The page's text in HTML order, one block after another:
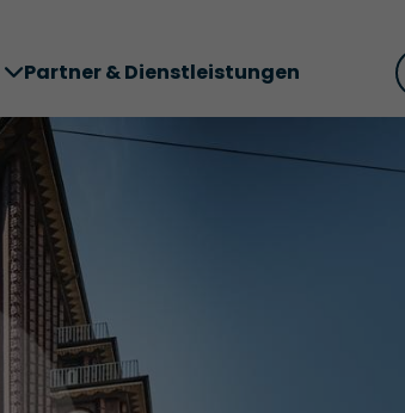
Partner & Dienstleistungen